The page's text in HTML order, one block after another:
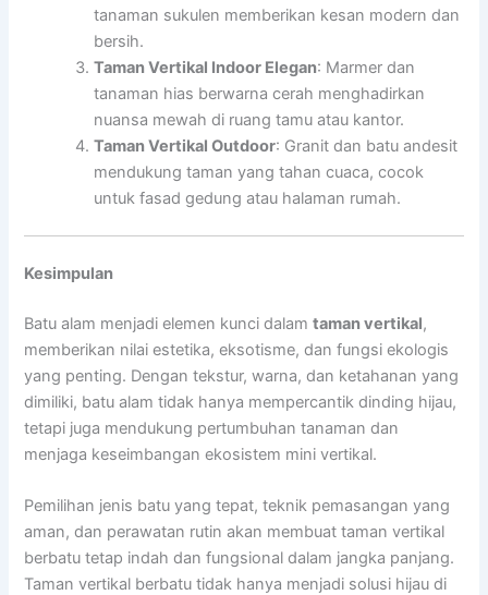
tanaman sukulen memberikan kesan modern dan
bersih.
Taman Vertikal Indoor Elegan: Marmer dan
tanaman hias berwarna cerah menghadirkan
nuansa mewah di ruang tamu atau kantor.
Taman Vertikal Outdoor: Granit dan batu andesit
mendukung taman yang tahan cuaca, cocok
untuk fasad gedung atau halaman rumah.
Kesimpulan
Batu alam menjadi elemen kunci dalamtaman vertikal,
memberikan nilai estetika, eksotisme, dan fungsi ekologis
yang penting. Dengan tekstur, warna, dan ketahanan yang
dimiliki, batu alam tidak hanya mempercantik dinding hijau,
tetapi juga mendukung pertumbuhan tanaman dan
menjaga keseimbangan ekosistem mini vertikal.
Pemilihan jenis batu yang tepat, teknik pemasangan yang
aman, dan perawatan rutin akan membuat taman vertikal
berbatu tetap indah dan fungsional dalam jangka panjang.
Taman vertikal berbatu tidak hanya menjadi solusi hijau di